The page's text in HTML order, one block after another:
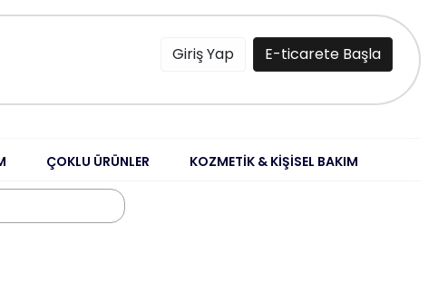
Giriş Yap E-ticarete Başla
ÇOKLU ÜRÜNLER KOZMETİK & KİŞİSEL BAKIM